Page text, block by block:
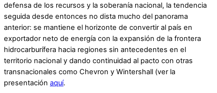
defensa de los recursos y la soberanía nacional, la tendencia
seguida desde entonces no dista mucho del panorama
anterior: se mantiene el horizonte de convertir al país en
exportador neto de energía con la expansión de la frontera
hidrocarburífera hacia regiones sin antecedentes en el
territorio nacional y dando continuidad al pacto con otras
transnacionales como Chevron y Wintershall (ver la
presentación aquí.